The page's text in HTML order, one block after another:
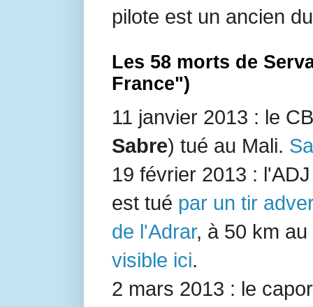
pilote est un ancien
Les 58 morts de
France")
11 janvier 2013 : le
Sabre) tué au Mali.
19 février 2013 :
est tué par un tir
de l'Adrar, à 50 km
visible ici.
2 mars 2013 : le